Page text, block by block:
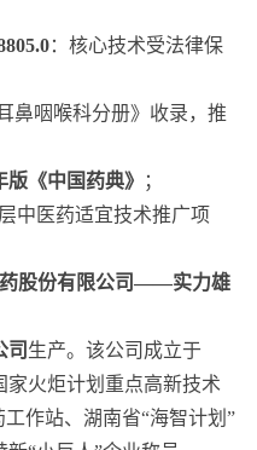
：核心技术受法律保
鼻咽喉科分册》收录，推
《中国药典》
；
中医药适宜技术推广项
股份有限公司——实力雄
司 生产。该公司成立于
家火炬计划重点高新技术
作站、湖南省“海智计划”